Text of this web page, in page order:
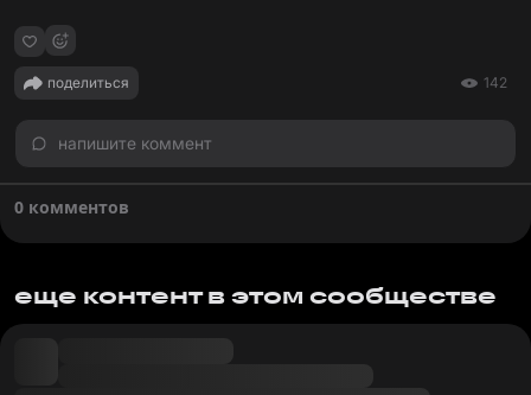
поделиться 142
напишите коммент
0 комментов
еще контент в этом сообществе